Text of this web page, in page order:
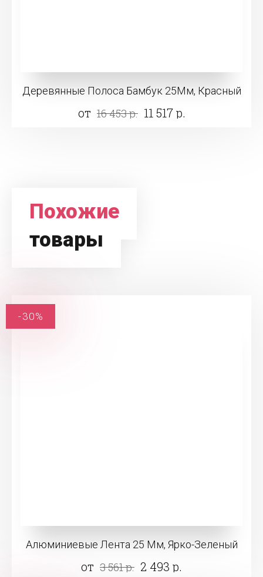
Деревянные Полоса Бамбук 25Мм, Красный
от 16 453 р. 11 517 р.
Похожие
товары
Алюминиевые Лента 25 Мм, Ярко-Зеленый
от 3 561 р. 2 493 р.
-30%